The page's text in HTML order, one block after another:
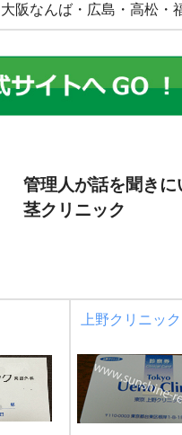
大阪なんば・広島・高松・
管理人が話を聞きに
茎クリニック
上野クリニック